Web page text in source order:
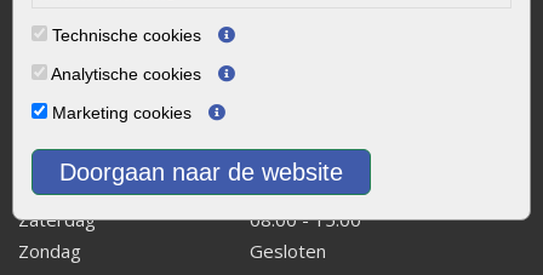
Technische cookies
Analytische cookies
Marketing cookies
Doorgaan naar de website
Openingstijden
Maandag
Woensdag
Donderdag
08:00 - 17:00
Vrijdag
08:00 - 17:00
Zaterdag
08:00 - 15.00
Zondag
Gesloten